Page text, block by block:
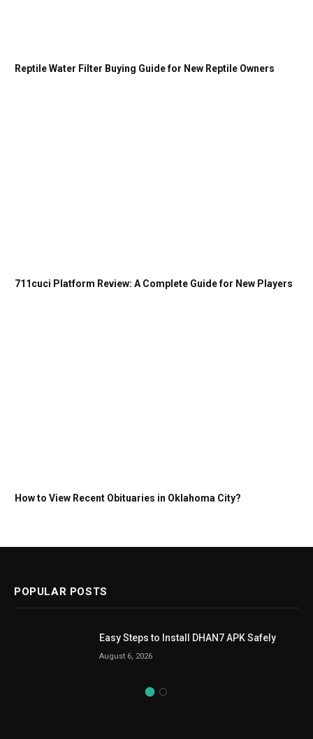
Reptile Water Filter Buying Guide for New Reptile Owners
711cuci Platform Review: A Complete Guide for New Players
How to View Recent Obituaries in Oklahoma City?
POPULAR POSTS
Easy Steps to Install DHAN7 APK Safely
August 6, 2026